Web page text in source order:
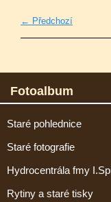
← Předchozí
Fotoalbum
Staré pohlednice
Staré fotografie
Hydrocentrála fmy
Rytiny a staré tisky